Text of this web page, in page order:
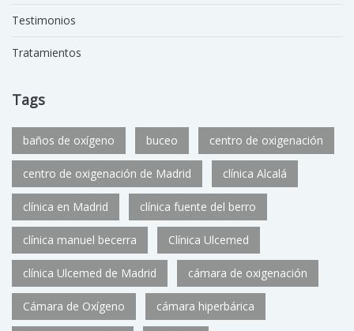
Testimonios
Tratamientos
Tags
baños de oxígeno buceo centro de oxigenación
centro de oxigenación de Madrid clínica Alcalá
clínica en Madrid clínica fuente del berro
clínica manuel becerra Clínica Ulcemed
clínica Ulcemed de Madrid cámara de oxigenación
Cámara de Oxígeno cámara hiperbárica